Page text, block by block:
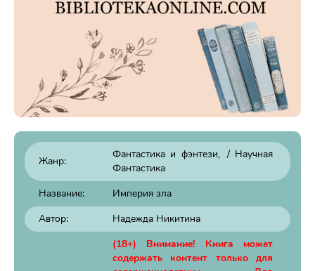
Жанр:
Фантастика и фэнтези / Научная
Фантастика
Название:
Империя зла
Автор:
Надежда Никитина
(18+) Внимание! Книга может
содержать контент только для